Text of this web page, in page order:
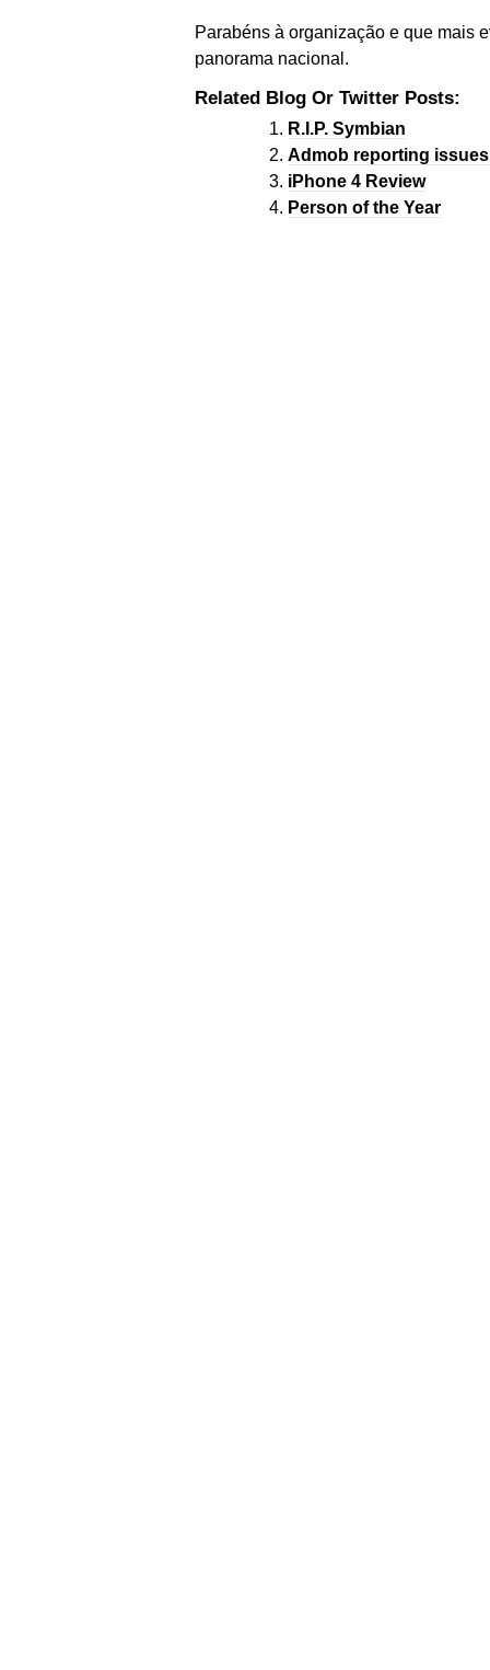
Parabéns à organização e que mais
panorama nacional.
Related Blog Or Twitter Posts:
R.I.P. Symbian
Admob reporting
iPhone 4 Review
Person of the Year